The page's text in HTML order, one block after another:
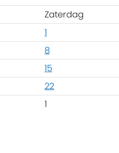
Zaterdag
1
8
15
22
1